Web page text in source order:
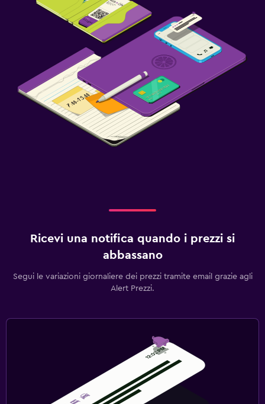
Ricevi una notifica quando i prezzi si
abbassano
Segui le variazioni giornaliere dei prezzi tramite email grazie agli
Alert Prezzi.